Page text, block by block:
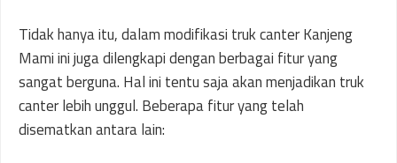
Tidak hanya itu, dalam modifikasi truk canter Kanjeng
Mami ini juga dilengkapi dengan berbagai fitur yang
sangat berguna. Hal ini tentu saja akan menjadikan truk
canter lebih unggul. Beberapa fitur yang telah
disematkan antara lain: